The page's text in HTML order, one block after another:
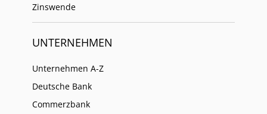
Zinswende
UNTERNEHMEN
Unternehmen A-Z
Deutsche Bank
Commerzbank